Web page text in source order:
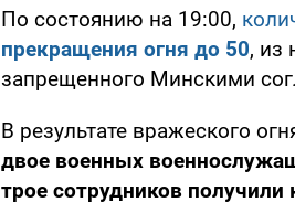
По состоянию на 19:00,
прекращения огня до 50, из
запрещенного Минскими
В результате вражеского
двое военных
трое сотрудников получили